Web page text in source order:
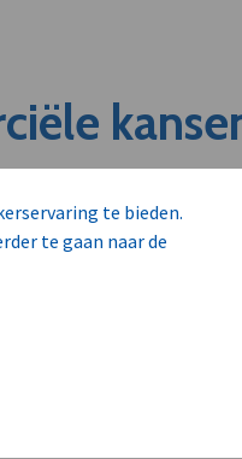
te bieden.
te gaan naar de